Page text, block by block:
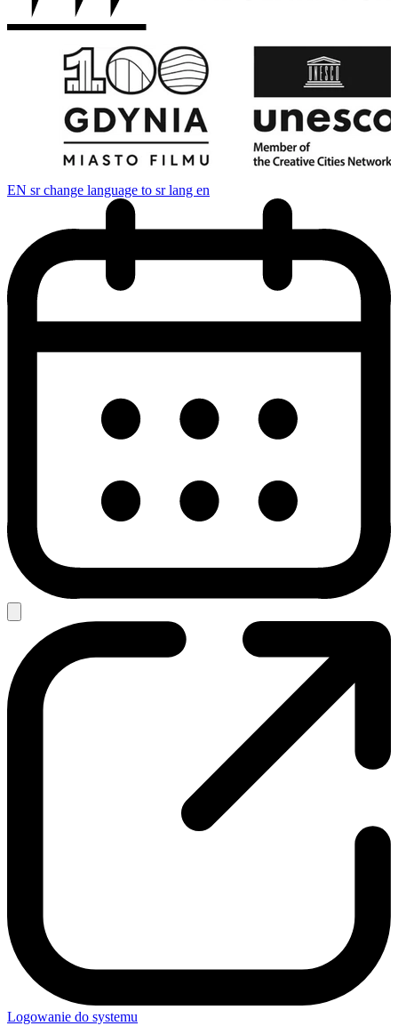
EN sr change language to sr lang en
Logowanie do systemu